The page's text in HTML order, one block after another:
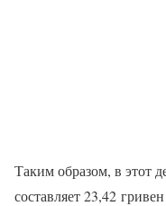
Таким образом, в этот
составляет 23,42